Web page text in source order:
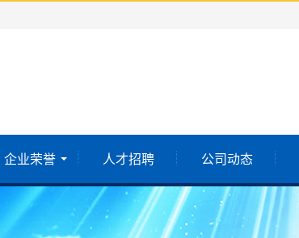
企业荣誉 人才招聘 公司动态